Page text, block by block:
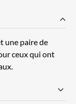
une paire de
ceux qui ont